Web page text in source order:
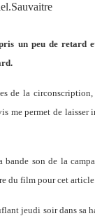
un peu de retard
de la
me permet de laisser
bande son de la
du film pour cet
jeudi soir dans sa